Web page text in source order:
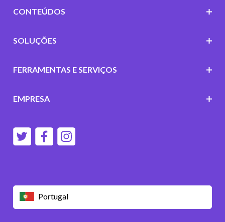
Portugal
CONTEÚDOS
SOLUÇÕES
FERRAMENTAS E SERVIÇOS
EMPRESA